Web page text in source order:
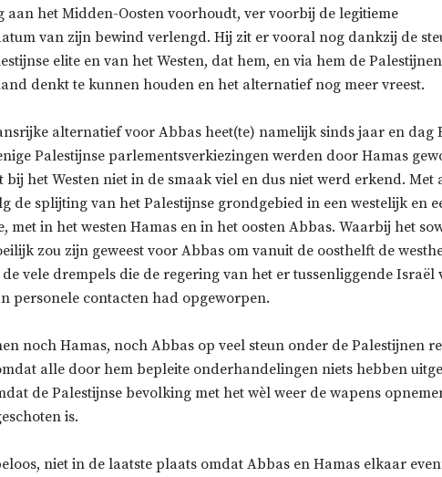
aan het Midden-Oosten voorhoudt, ver voorbij de legitieme
van zijn bewind verlengd. Hij zit er vooral nog dankzij de
elite en van het Westen, dat hem, en via hem de
denkt te kunnen houden en het alternatief nog meer vreest.
alternatief voor Abbas heet(te) namelijk sinds jaar en dag
Palestijnse parlementsverkiezingen werden door Hamas
bij het Westen niet in de smaak viel en dus niet werd erkend. Met
de splijting van het Palestijnse grondgebied in een westelijk en
met in het westen Hamas en in het oosten Abbas. Waarbij het
zou zijn geweest voor Abbas om vanuit de oosthelft de
vele drempels die de regering van het er tussenliggende Israël
personele contacten had opgeworpen.
noch Hamas, noch Abbas op veel steun onder de Palestijnen
alle door hem bepleite onderhandelingen niets hebben
de Palestijnse bevolking met het wèl weer de wapens
is.
niet in de laatste plaats omdat Abbas en Hamas elkaar